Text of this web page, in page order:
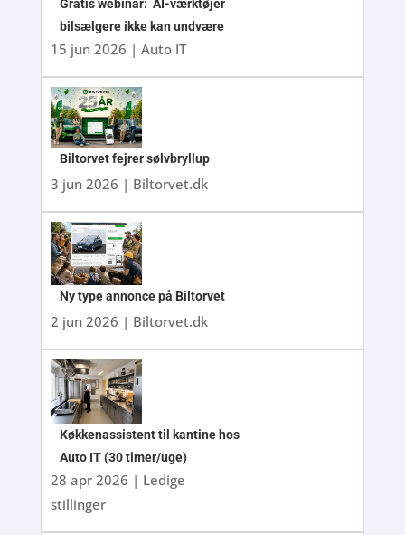
Gratis webinar: AI-værktøjer
bilsælgere ikke kan undvære
15 jun 2026 | Auto IT
Biltorvet fejrer sølvbryllup
3 jun 2026 | Biltorvet.dk
Ny type annonce på Biltorvet
2 jun 2026 | Biltorvet.dk
Køkkenassistent til kantine hos
Auto IT (30 timer/uge)
28 apr 2026 | Ledige
stillinger